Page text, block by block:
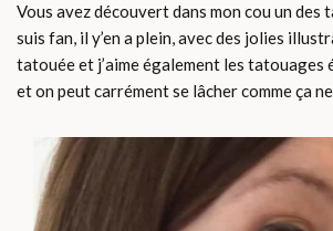
Vous avez découvert dans mon cou un des
suis fan, il y’en a plein, avec des jolies
tatouée et j’aime également les tatouages
et on peut carrément se lâcher comme ça